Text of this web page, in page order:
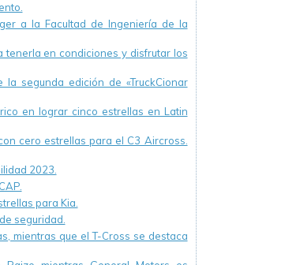
a la Facultad de Ingeniería de la
tenerla en condiciones y disfrutar los
segunda edición de «TruckCionar
en lograr cinco estrellas en Latin
cero estrellas para el C3 Aircross.
2023.
para Kia.
seguridad.
mientras que el T-Cross se destaca